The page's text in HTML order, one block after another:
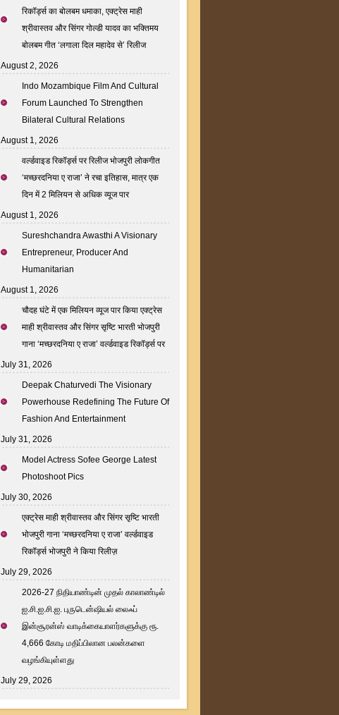
रिकॉर्ड्स का बोलबम धमाका, एक्ट्रेस माही
श्रीवास्तव और सिंगर गोल्डी यादव का भक्तिमय
बोलबम गीत ‘लगाला दिल महादेव से’ रिलीज
August 2, 2026
Indo Mozambique Film And Cultural
Forum Launched To Strengthen
Bilateral Cultural Relations
August 1, 2026
वर्ल्डवाइड रिकॉर्ड्स पर रिलीज भोजपुरी लोकगीत
‘मच्छरदनिया ए राजा’ ने रचा इतिहास, मात्र एक
दिन में 2 मिलियन से अधिक व्यूज पार
August 1, 2026
Sureshchandra Awasthi A Visionary
Entrepreneur, Producer And
Humanitarian
August 1, 2026
चौदह घंटे में एक मिलियन व्यूज पार किया एक्ट्रेस
माही श्रीवास्तव और सिंगर सृष्टि भारती भोजपुरी
गाना ‘मच्छरदनिया ए राजा’ वर्ल्डवाइड रिकॉर्ड्स पर
July 31, 2026
Deepak Chaturvedi The Visionary
Powerhouse Redefining The Future Of
Fashion And Entertainment
July 31, 2026
Model Actress Sofee George Latest
Photoshoot Pics
July 30, 2026
एक्ट्रेस माही श्रीवास्तव और सिंगर सृष्टि भारती
भोजपुरी गाना ‘मच्छरदनिया ए राजा’ वर्ल्डवाइड
रिकॉर्ड्स भोजपुरी ने किया रिलीज़
July 29, 2026
2026-27 நிதியாண்டின் முதல் காலாண்டில்
ஐ.சி.ஐ.சி.ஐ. புருடென்ஷியல் லைஃப்
இன்சூரன்ஸ் வாடிக்கையாளர்களுக்கு ரூ.
4,666 கோடி மதிப்பிலான பலன்களை
வழங்கியுள்ளது
July 29, 2026